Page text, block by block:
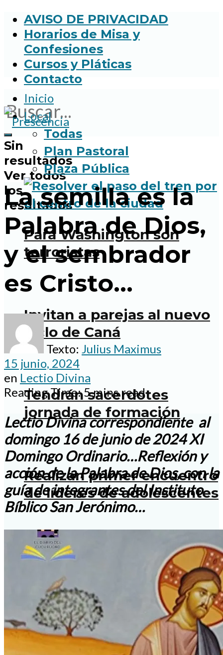
AVISO DE PRIVACIDAD
Horarios de Misa y
Confesiones
Cursos y Pláticas
Contacto
Sin
resultados
Ver todos
los
resultados
Inicio
Local
Todas
Plan Pastoral
Plaza Pública
Para Washington son
terroristas
Invitan a parejas al nuevo
ciclo de Caná
Tendrán sacerdotes
jornada de formación
Realizan primer encuentro
de líderes de adolescentes
Perseveremos en el
camino ya iniciado:
Administrador Diocesano
Pbro. Armando Benavides
Romero
La semilla es la
Palabra de Dios,
y el sembrador
es Cristo…
Texto: Julius Maximus
15 junio, 2024
en Lectio Divina
Reading Time: 5 mins read
Lectio Divina correspondiente al
domingo 16 de junio de 2024 XI
Domingo Ordinario…Reflexión y
acción de la Palabra de Dios, con la
guía de integrantes del Instituto
Bíblico San Jerónimo…